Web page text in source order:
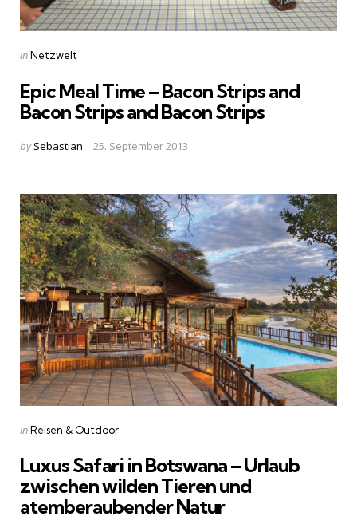
Categories
Posted
inNetzwelt
Epic Meal Time – Bacon Strips and
Bacon Strips and Bacon Strips
Posted
by Sebastian 25. September 2013
Categories
Posted
inReisen & Outdoor
Luxus Safari in Botswana – Urlaub
zwischen wilden Tieren und
atemberaubender Natur